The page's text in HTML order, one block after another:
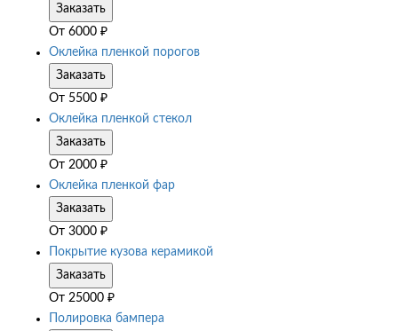
Заказать
От 6000 ₽
Оклейка пленкой порогов
Заказать
От 5500 ₽
Оклейка пленкой стекол
Заказать
От 2000 ₽
Оклейка пленкой фар
Заказать
От 3000 ₽
Покрытие кузова керамикой
Заказать
От 25000 ₽
Полировка бампера